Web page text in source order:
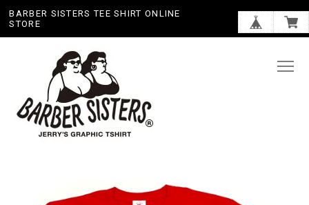
BARBER SISTERS TEE SHIRT ONLINE
STORE